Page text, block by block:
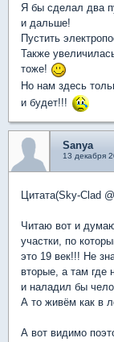
Я бы сделал два
и дальше!
Пустить
Также
тоже!
Но нам здесь
и будет!!!
Sanya
13 декабря
Цитата(Sky-Clad
Читаю вот и
участки, по
это 19 век!!! Не
вторые, а там где
и наладил бы
А то живём как в
А вот видимо